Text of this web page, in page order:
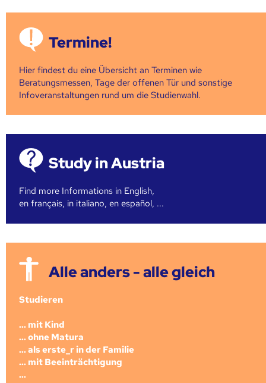
Termine!
Hier findest du eine Übersicht an Terminen wie
Beratungsmessen, Tage der offenen Tür und sonstige
Infoveranstaltungen rund um die Studienwahl.
Study in Austria
Find more Informations in English,
en français, in italiano, en español, ...
Alle anders - alle gleich
Studieren
... mit Kind
... ohne Matura
... als erste_r in der Familie
... mit Beeinträchtigung
...